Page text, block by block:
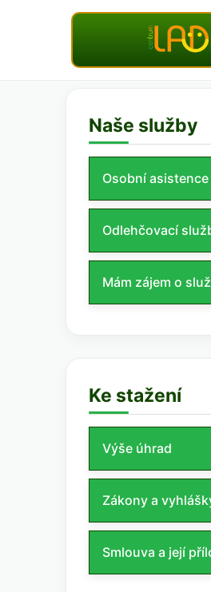
Naše služby
Osobní asistence
Odlehčovací
Mám zájem o
Ke stažení
Výše úhrad
Zákony a
Smlouva a její